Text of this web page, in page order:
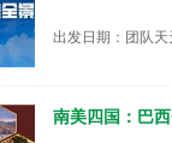
出发日期：团队
南美四国：巴